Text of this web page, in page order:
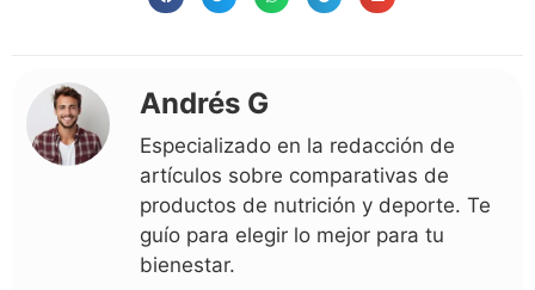
Andrés G
Especializado en la redacción de
artículos sobre comparativas de
productos de nutrición y deporte. Te
guío para elegir lo mejor para tu
bienestar.